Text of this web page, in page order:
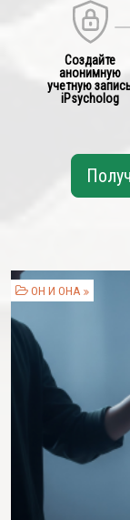
Создайте
анонимную
учетную
iPsycholog
ОН И ОНА